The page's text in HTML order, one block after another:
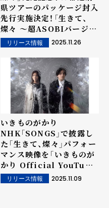
県ツアーのパッケージ封入
先行実施決定！「生きて、
燦々 〜超ASOBIバージョ
ン」を公開中
リリース情報 2025.11.26
いきものがかり
NHK「SONGS」で披露し
た「生きて、燦々」パフォー
マンス映像を「いきものが
かり Official YouTube
Channel」で公開
リリース情報 2025.11.09